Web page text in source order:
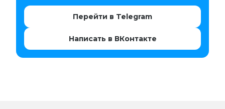
Перейти в Telegram
Написать в ВКонтакте